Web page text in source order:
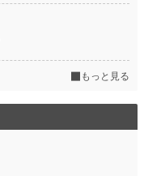
もっと見る